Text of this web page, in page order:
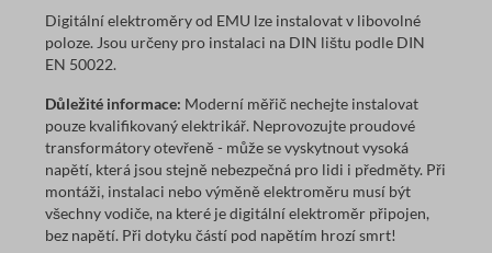
Digitální elektroměry od EMU lze instalovat v libovolné
poloze. Jsou určeny pro instalaci na DIN lištu podle DIN
EN 50022.
Důležité informace: Moderní měřič nechejte instalovat
pouze kvalifikovaný elektrikář. Neprovozujte proudové
transformátory otevřeně - může se vyskytnout vysoká
napětí, která jsou stejně nebezpečná pro lidi i předměty. Při
montáži, instalaci nebo výměně elektroměru musí být
všechny vodiče, na které je digitální elektroměr připojen,
bez napětí. Při dotyku částí pod napětím hrozí smrt!